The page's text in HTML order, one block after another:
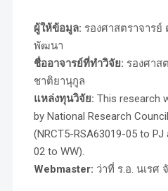
ผู้ให้ข้อมูล: รองศาสตราจาร
พัฒนา
ชื่ออาจารย์ที่ทำวิจัย: รองศาส
ชาติยานุกูล
แหล่งทุนวิจัย: This research
by National Research
(NRCT5-RSA63019-05 to PJ
02 to WW).
Webmaster: ว่าที่ ร.อ. นเรศ